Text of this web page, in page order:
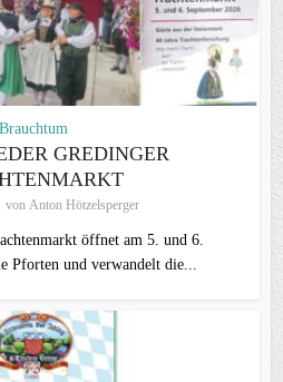
Brauchtum
GREDINGER
von Anton Hötzelsperger
öffnet am 5. und 6.
Pforten und verwandelt die...